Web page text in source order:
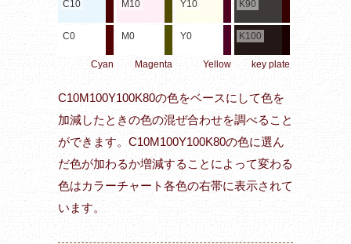
C10
C0
Cyan
M10
M0
Magenta
Y10
Y0
Yellow
K90
K100
key plate
C10M100Y100K80の色をベースにして色を
加減したときの色の混ぜ合わせを調べること
ができます。C10M100Y100K80の色に選ん
だ色が加わるか増減することによって変わる
色はカラーチャート各色の右帯に表示されて
います。